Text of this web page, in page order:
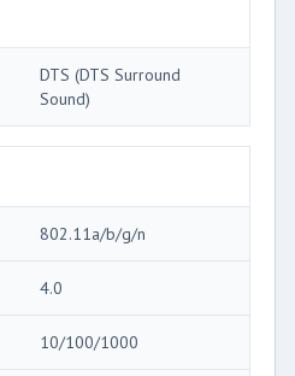
DTS (DTS Surround
Sound)
802.11a/b/g/n
4.0
10/100/1000